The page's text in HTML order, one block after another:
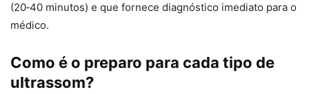
(20‑40 minutos) e que fornece diagnóstico imediato para o
médico.
Como é o preparo para cada tipo de
ultrassom?